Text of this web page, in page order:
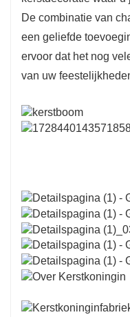
De combinatie van
een geliefde
ervoor dat het nog
van uw